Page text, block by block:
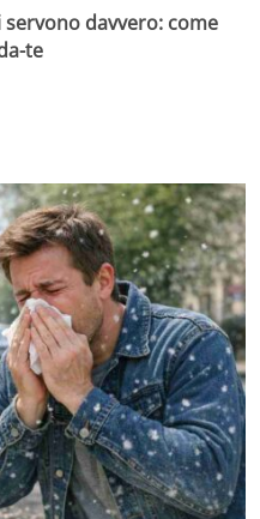
davvero: come
te